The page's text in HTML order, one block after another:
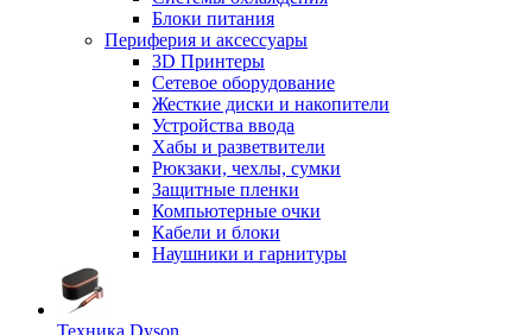
Блоки питания
Периферия и аксессуары
3D Принтеры
Сетевое оборудование
Жесткие диски и накопители
Устройства ввода
Хабы и разветвители
Рюкзаки, чехлы, сумки
Защитные пленки
Компьютерные очки
Кабели и блоки
Наушники и гарнитуры
Техника Dyson